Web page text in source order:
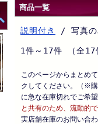
商品一覧
説明付き / 写真の
1件～17件 （全17
このページからまとめ
クしてください。（※
に急な在庫切れでご希
と共有のため、流動的
実店舗在庫のお問い合